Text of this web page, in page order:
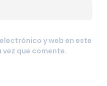
y web en este
que comente.